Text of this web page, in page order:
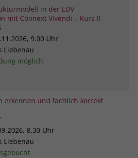
in der EDV
mit Connext Vivendi – Kurs II
9.00 Uhr
Liebenau
möglich
erkennen und fachlich korrekt
8.30 Uhr
Liebenau